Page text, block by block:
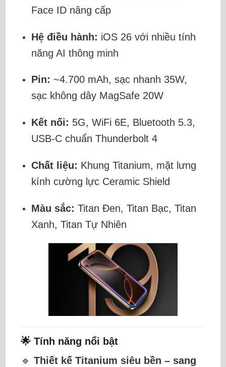
Face ID nâng cấp
Hệ điều hành: iOS 26 với nhiều tính
năng AI thông minh
Pin: ~4.700 mAh, sạc nhanh 35W,
sạc không dây MagSafe 20W
Kết nối: 5G, WiFi 6E, Bluetooth 5.3,
USB-C chuẩn Thunderbolt 4
Chất liệu: Khung Titanium, mặt lưng
kính cường lực Ceramic Shield
Màu sắc: Titan Đen, Titan Bạc, Titan
Xanh, Titan Tự Nhiên
🌟 Tính năng nổi bật
🔹 Thiết kế Titanium siêu bền – sang